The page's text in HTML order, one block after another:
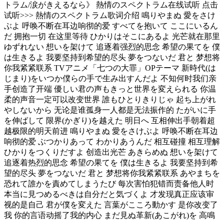
トラム/涙がきえるなら》 熱情のスペクトラム在线试听 点击
试听>>> 熱情のスペクトラム歌词介绍 鳴りやまぬ 愛をさけ
ぶよ 呼唤不断在耳边响彻的爱 すべてを抱いて ここにいるん
だ 拥抱一切 在这里等待 ひかりはそこにあるよ 光芒就在那里
ゆずれない 想いを架けて 追逐着强烈的思念 希望の果てを 僕
は生きるよ 我要坚持到希望的尽头 夢をつないだ 君と 梦想将
你我紧紧联系 TVアニメ「七つの大罪」OPテーマ 新時代(は
じまり)をいつか僕らの手で生み出すんだよ 不知何时我们亲
手创造了开端 優しい君の声もきっと世界を変えられる 你温
柔的声音一定可以改变世界 誰もひとりきりじゃ 起ち上がれ
やしないから 无论是谁孤身一人都是无法振作的 たがいに手
を伸ばして 限界(かぎり)を越えた 明日へ 互相伸出手朝着超
越极限的明天前进 鳴りやまぬ 愛をさけぶよ 呼唤不断在耳边
响彻的爱 ぶつかりあって わかりあうんだ 相互碰撞 相互理解
ひかりをつくりだすよ 创造出光芒 あきらめぬ 想いを架けて
追逐着热烈的思念 希望の果てを 僕は生きるよ 我要坚持到希
望的尽头 夢をつないだ 君と 梦想将你我紧紧联系 あやまちを
恐れて誰かを責めてしまうたび 每次害怕犯错而责备他人时
本当に見つめるべきは自分だと気づくよ 才发现真正应该审
视的是自己 君が僕を変えた 言葉がこころ動かす 是你改变了
我 你的言语动摇了我的内心 まだ見ぬ革新(あこがれ)を 高鳴